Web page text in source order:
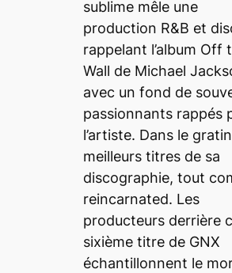
sublime mêle une
production R&B et
rappelant l’album Off
Wall de Michael
avec un fond de
passionnants rappés
l’artiste. Dans le gratin
meilleurs titres de sa
discographie, tout
reincarnated. Les
producteurs derrière
sixième titre de GNX
échantillonnent le